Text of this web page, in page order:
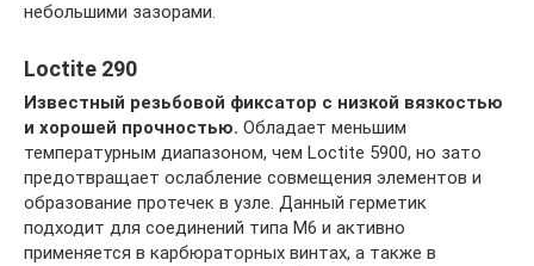
небольшими зазорами.
Loctite 290
Известный резьбовой фиксатор с низкой вязкостью
и хорошей прочностью. Обладает меньшим
температурным диапазоном, чем Loctite 5900, но зато
предотвращает ослабление совмещения элементов и
образование протечек в узле. Данный герметик
подходит для соединений типа М6 и активно
применяется в карбюраторных винтах, а также в